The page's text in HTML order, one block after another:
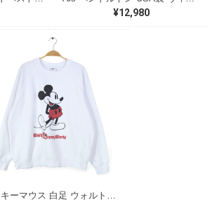
¥12,980
ミッキーマウス 白足 ウォルトディズニーオフィシャル スウェット ホワイト WALT DISNEY WORLD ウォルトディズニーオフィシャル サイズXL相当 古着 CF0995